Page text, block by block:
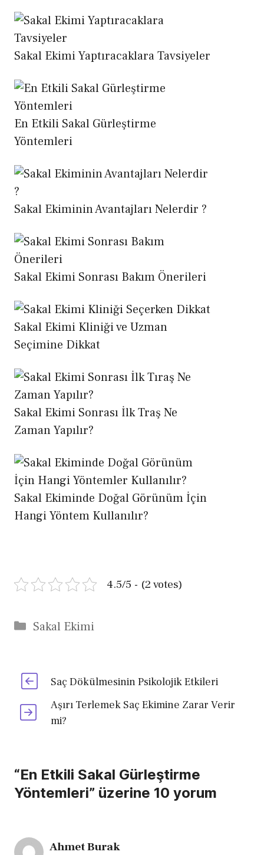
Sakal Ekimi Yaptıracaklara Tavsiyeler
En Etkili Sakal Gürleştirme
Yöntemleri
Sakal Ekiminin Avantajları Nelerdir ?
Sakal Ekimi Sonrası Bakım Önerileri
Sakal Ekimi Kliniği ve Uzman
Seçimine Dikkat
Sakal Ekimi Sonrası İlk Traş Ne
Zaman Yapılır?
Sakal Ekiminde Doğal Görünüm İçin
Hangi Yöntem Kullanılır?
4.5/5 - (2 votes)
Kategoriler
Sakal Ekimi
Saç Dökülmesinin Psikolojik Etkileri
Aşırı Terlemek Saç Ekimine Zarar Verir
mi?
“En Etkili Sakal Gürleştirme
Yöntemleri” üzerine 10 yorum
Ahmet Burak